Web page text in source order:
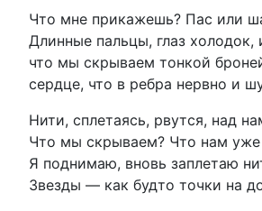
Что мне прикажешь? Пас или
Длинные пальцы, глаз холодок,
что мы скрываем тонкой
сердце, что в ребра нервно и
Нити, сплетаясь, рвутся, над
Что мы скрываем? Что нам уже
Я поднимаю, вновь заплетаю
Звезды — как будто точки на